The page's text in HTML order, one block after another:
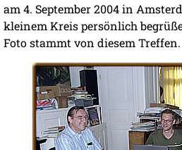
am 4. September 2004 in
kleinem Kreis persönlich
Foto stammt von diesem Treffen.